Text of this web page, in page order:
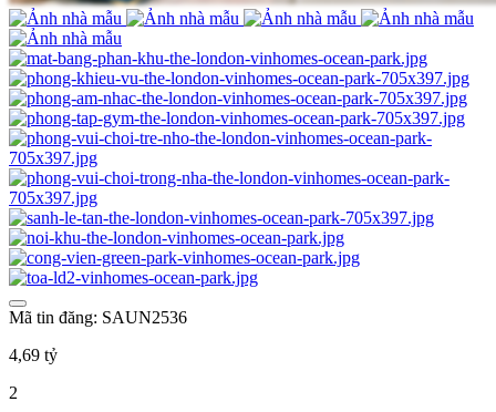
Mã tin đăng: SAUN2536
4,69 tỷ
2